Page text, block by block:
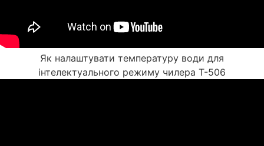
Як налаштувати температуру води для
інтелектуального режиму чилера T-506